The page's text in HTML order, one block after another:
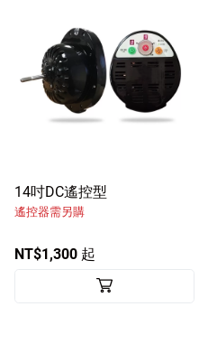
14吋DC遙控型
遙控器需另購
NT$1,300 起